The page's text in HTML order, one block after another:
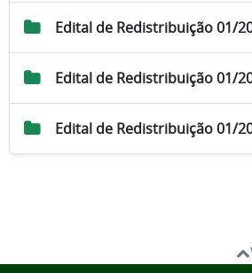
Edital de Redistribuição 01/
Edital de Redistribuição 01/
Edital de Redistribuição 01/